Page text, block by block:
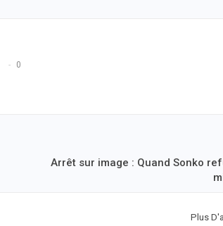
0
Arrêt sur image : Quand Sonko
Plus